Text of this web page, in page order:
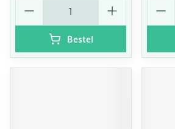
Bestel